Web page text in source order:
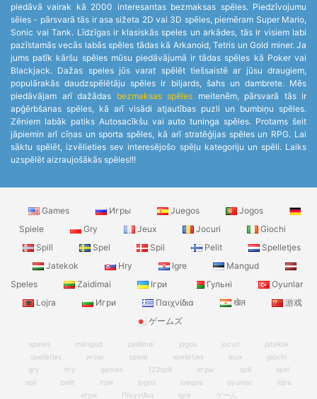
piedāvā vairak kā 2000 interesantas bezmaksas spēles. Piedzīvojumu
sēles - pārsvarā tās ir asa sižeta 2D vai 3D spēles, piemēram Super Mario,
Sonic vai Tank. Līdzīgas ir klasiskās speles un arkādes, tās ir visiem labi
pazīstamās vecās labās spēles tādas kā Arkanoid, Tetris un Gold miner. Ja
jums patīk kāršu spēles mūsu piedāvājumā ir tādas spēles kā Poker vai
Blackjack. Dažas speles jūs varat spēlēt tiešsaistē ar jūsu draugiem,
populārakās daudzspēlētāju spēles ir biljards, šahs un dambrete. Mēs
piedāvājam arī dažādas bezmaksas spēles meitenēm, pārsvarā tās ir
apģērbšanas spēles, kā arī visādi atjautības puzli un bumbiņu spēles.
Zēniem labāk patiks Autosacīkšu vai auto tuninga spēles. Protams šeit
jāpiemin arī cīņas un sporta spēles, kā arī stratēģijas spēles un RPG. Lai
sāktu spēlēt, izvēlieties sev interesējošo spēļu kategoriju un spēli. Laiks
uzspēlēt aizraujošākās spēles!!!
Games Игры Juegos
Jogos
Spiele
Gry Jeux Jocuri
Giochi
Spill
Spel Spil Pelit
Spelletjes
Jatekok
Hry Igre
Mangud
Speles
Zaidimai Ігри Гульні
Oyunlar
Lojra
Игри Παιχνίδια खेल
游戏
ゲームズ
speles mängud zaidimai jogos jocuri
jatekok
spelletjes
игры spiele spelletjes jeux
giochi
gry
hry games 123spill игры spill
spel
spil
pelit ігри jogos juegos oyunlar
lojra
игри
Παιχνίδια igre ゲーム